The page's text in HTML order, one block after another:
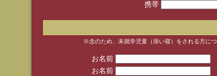
携帯
※念のため、未就学児童（添い寝）をされる方に
お名前
お名前